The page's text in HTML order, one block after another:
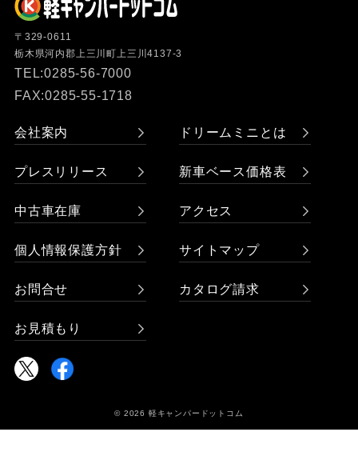
〒329-0611
栃木県河内郡上三川町上三川4137-3
TEL:0285-56-7000
FAX:0285-55-1718
会社案内 ドリームミニとは
プレスリリース 新車ベース価格表
中古車在庫 アクセス
個人情報保護方針 サイトマップ
お問合せ カタログ請求
お見積もり
© 2026 軽キャンパードットコム